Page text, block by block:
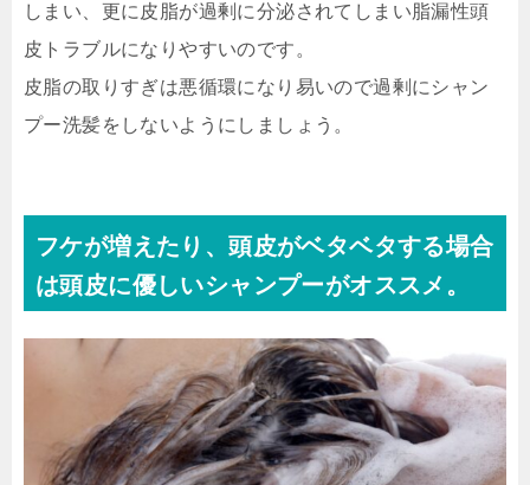
しまい、更に皮脂が過剰に分泌されてしまい脂漏性頭
皮トラブルになりやすいのです。
皮脂の取りすぎは悪循環になり易いので過剰にシャン
プー洗髪をしないようにしましょう。
フケが増えたり、頭皮がベタベタする場合
は頭皮に優しいシャンプーがオススメ。